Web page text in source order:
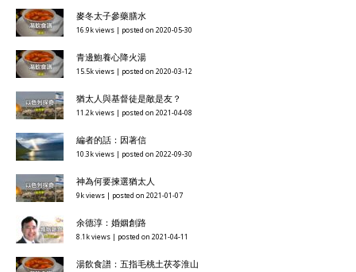
麥冬太子參藥膳水
16.9k views | posted on 2020-05-30
青邊鮑養心降火湯
15.5k views | posted on 2020-03-12
猶太人與基督徒是敵是友？
11.2k views | posted on 2021-04-08
編者的話：因著信
10.3k views | posted on 2022-09-30
神為何要揀選猶太人
9k views | posted on 2021-01-07
余德淳：婚姻創路
8.1k views | posted on 2021-04-11
湯飲食譜：五指毛桃土茯苓淮山